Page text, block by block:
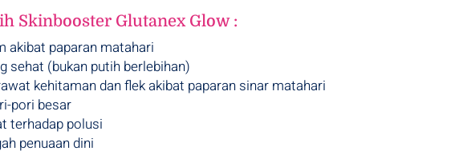
Skinbooster Glutanex Glow :
akibat paparan matahari
sehat (bukan putih berlebihan)
kehitaman dan flek akibat paparan sinar matahari
pori besar
terhadap polusi
penuaan dini